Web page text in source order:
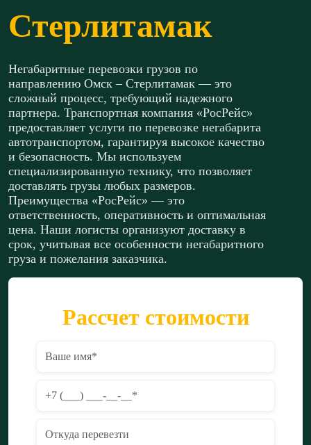
Стерлитамак
Негабаритные перевозки грузов по
направлению Омск – Стерлитамак — это
сложный процесс, требующий надежного
партнера. Транспортная компания «РосРейс»
предоставляет услуги по перевозке негабарита
автотранспортом, гарантируя высокое качество
и безопасность. Мы используем
специализированную технику, что позволяет
доставлять грузы любых размеров.
Преимущества «РосРейс» — это
ответственность, оперативность и оптимальная
цена. Наши логисты организуют доставку в
срок, учитывая все особенности негабаритного
груза и пожелания заказчика.
Рассчет стоимости